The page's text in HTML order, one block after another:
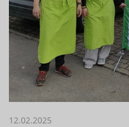
12.02.2025